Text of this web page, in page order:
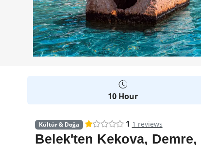
10 Hour
Kültür & Doğa 1 1 reviews
Belek'ten Kekova, Demre,